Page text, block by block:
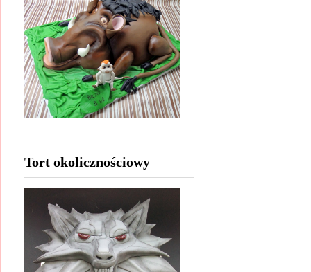
Tort okolicznościowy